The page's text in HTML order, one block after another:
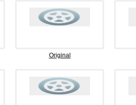
Original